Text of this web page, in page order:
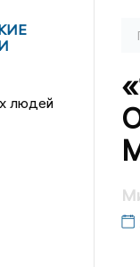
людей